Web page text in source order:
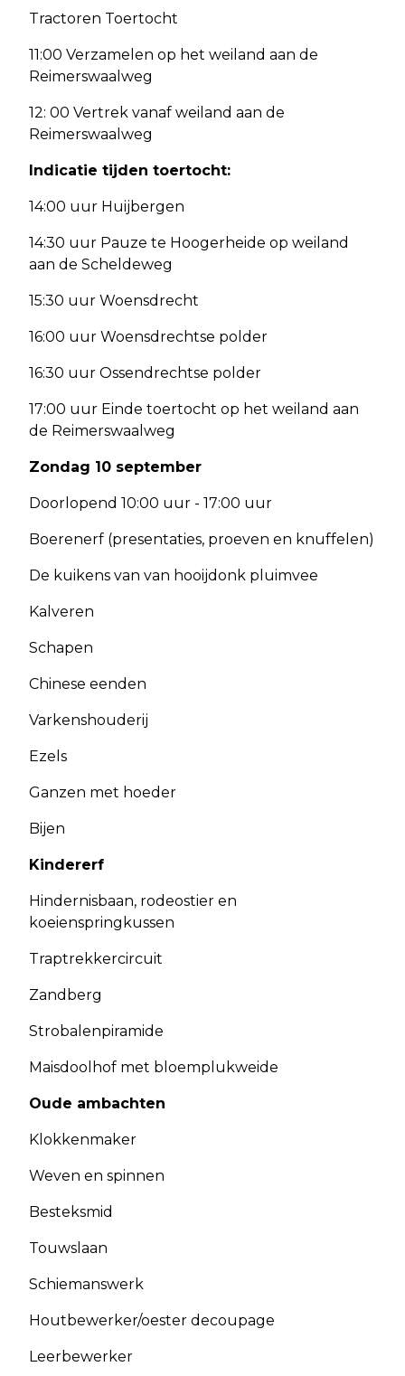
Tractoren Toertocht
11:00 Verzamelen op het weiland aan de
Reimerswaalweg
12: 00 Vertrek vanaf weiland aan de
Reimerswaalweg
Indicatie tijden toertocht:
14:00 uur Huijbergen
14:30 uur Pauze te Hoogerheide op weiland
aan de Scheldeweg
15:30 uur Woensdrecht
16:00 uur Woensdrechtse polder
16:30 uur Ossendrechtse polder
17:00 uur Einde toertocht op het weiland aan
de Reimerswaalweg
Zondag 10 september
Doorlopend 10:00 uur - 17:00 uur
Boerenerf (presentaties, proeven en knuffelen)
De kuikens van van hooijdonk pluimvee
Kalveren
Schapen
Chinese eenden
Varkenshouderij
Ezels
Ganzen met hoeder
Bijen
Kindererf
Hindernisbaan, rodeostier en
koeienspringkussen
Traptrekkercircuit
Zandberg
Strobalenpiramide
Maisdoolhof met bloemplukweide
Oude ambachten
Klokkenmaker
Weven en spinnen
Besteksmid
Touwslaan
Schiemanswerk
Houtbewerker/oester decoupage
Leerbewerker